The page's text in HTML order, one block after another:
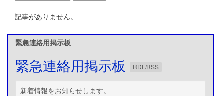
記事がありません。
緊急連絡用掲示板
緊急連絡用掲示板 RDF/RSS
新着情報をお知らせします。